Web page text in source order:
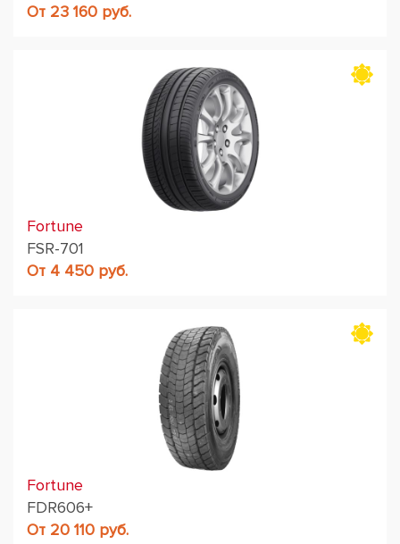
От 23 160 руб.
Fortune
FSR-701
От 4 450 руб.
Fortune
FDR606+
От 20 110 руб.